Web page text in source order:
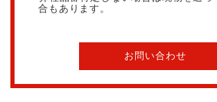
合もあります。
お問い合わせ